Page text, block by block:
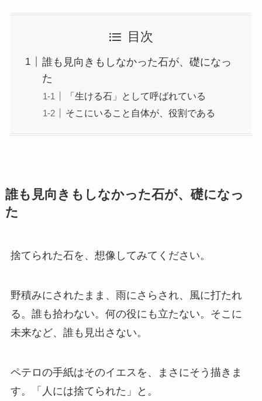
目次
誰も見向きもしなかった石が、礎になっ
た
「生ける石」として呼ばれている
そこにいること自体が、役割である
誰も見向きもしなかった石が、礎になっ
た
捨てられた石を、想像してみてください。
野積みにされたまま、雨にさらされ、風に打たれ
る。誰も拾わない。何の役にも立たない。そこに
未来など、誰も見出さない。
ペテロの手紙はそのイエスを、まさにそう描きま
す。「人には捨てられた」と。